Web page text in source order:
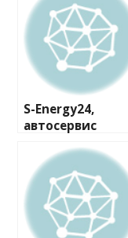
S-Energy24,
автосервис